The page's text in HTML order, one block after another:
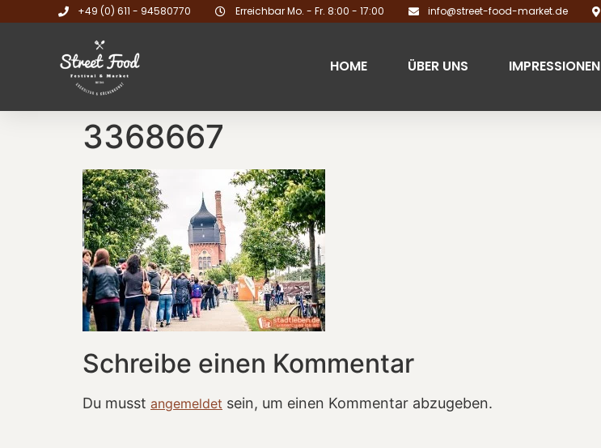
+49 (0) 611 - 94580770 Erreichbar Mo. - Fr. 8:00 - 17:00 info@street-food-market.de
HOME ÜBER UNS IMPRESSIONEN
3368667
Schreibe einen Kommentar
Du musst angemeldet sein, um einen Kommentar abzugeben.